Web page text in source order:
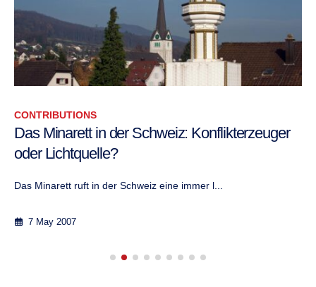
CONTRIBUTIONS
Das Minarett in der Schweiz: Konflikterzeuger
oder Lichtquelle?
Das Minarett ruft in der Schweiz eine immer l...
7 May 2007